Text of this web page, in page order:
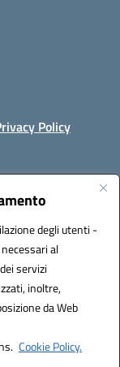
degli utenti -
al
servizi
inoltre,
da Web
Cookie Policy.
Policy
SSIC80600X
S.r.l.
Italia